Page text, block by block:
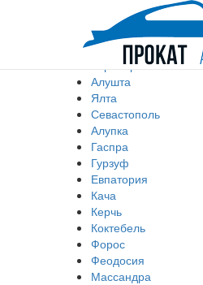
Прокат авто в Крыму
Симферополь
Аэропорт
Алушта
Ялта
Севастополь
Алупка
Гаспра
Гурзуф
Евпатория
Кача
Керчь
Коктебель
Форос
Феодосия
Массандра